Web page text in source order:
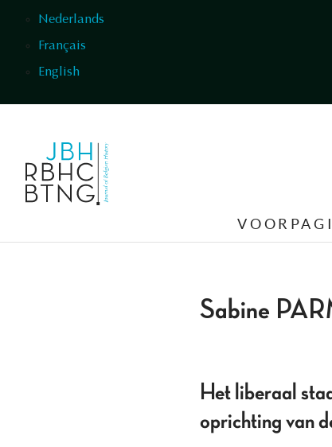
Nederlands
Français
English
Sabine
Het liberaal
oprichting van